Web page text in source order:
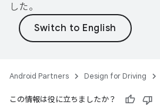
した。
Android Partners Design for Driving
この情報は役に立ちましたか？